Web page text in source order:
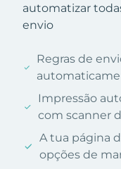
automatizar
envio
Regras de
Impressão
com scanner
A tua página
opções de